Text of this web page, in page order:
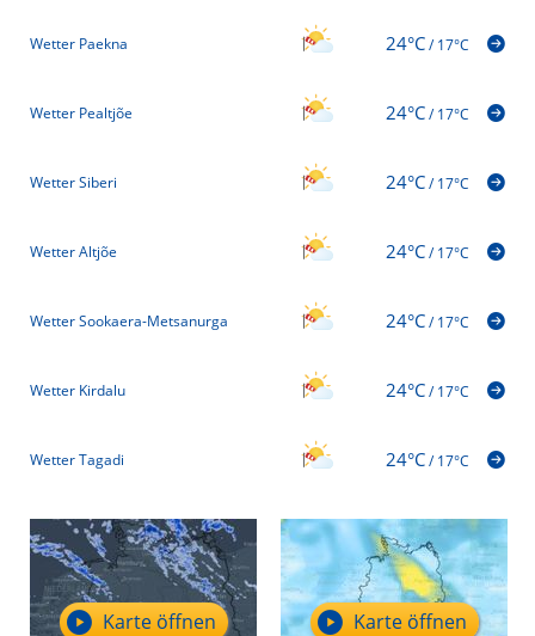
Wetter Paekna 24°C/17°C
Wetter Pealtjõe 24°C/17°C
Wetter Siberi 24°C/17°C
Wetter Altjõe 24°C/17°C
Wetter Sookaera-Metsanurga 24°C/17°C
Wetter Kirdalu 24°C/17°C
Wetter Tagadi 24°C/17°C
Karte öffnen Karte öffnen